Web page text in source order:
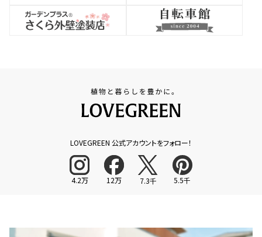
LOVEGREEN 公式アカウントをフォロー！
4.2万 12万 7.3千 5.5千